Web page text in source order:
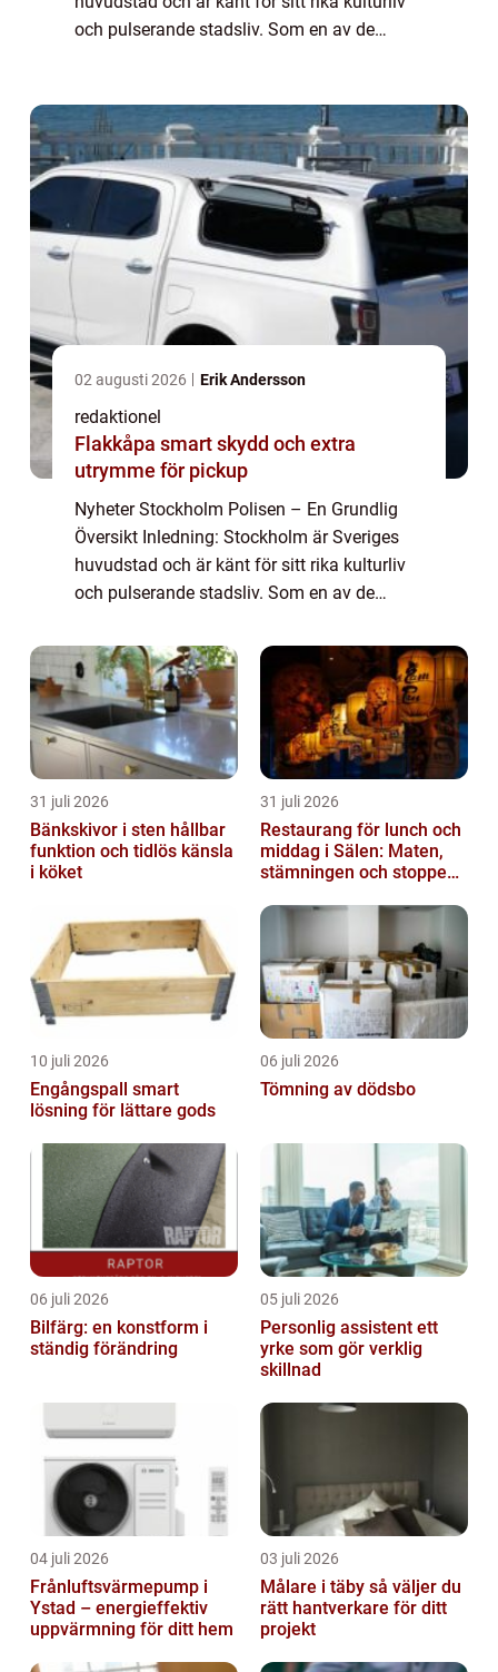
och pulserande stadsliv. Som en av de
02 augusti 2026 Erik Andersson
redaktionel
Flakkåpa smart skydd och extra
utrymme för pickup
Nyheter Stockholm Polisen – En Grundlig
Översikt Inledning: Stockholm är Sveriges
huvudstad och är känt för sitt rika kulturliv
och pulserande stadsliv. Som en av de
också sin egen polisstyrka, känd som S...
31 juli 2026
Bänkskivor i sten hållbar
funktion och tidlös känsla
i köket
31 juli 2026
Restaurang för lunch och
middag i Sälen: Maten,
stämningen och stoppen
10 juli 2026
Engångspall smart
lösning för lättare gods
06 juli 2026
Tömning av dödsbo
06 juli 2026
Bilfärg: en konstform i
ständig förändring
05 juli 2026
Personlig assistent ett
yrke som gör verklig
skillnad
04 juli 2026
Frånluftsvärmepump i
Ystad – energieffektiv
uppvärmning för ditt hem
03 juli 2026
Målare i täby så väljer du
rätt hantverkare för ditt
projekt